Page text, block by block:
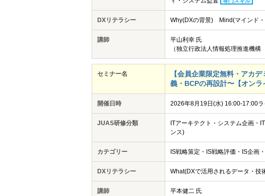
DXリテラシー Why(DXの背景) Mind(マインド・
講師
平山利幸 氏
（独立行政法人情報処理推進機
セミナー名
【会員企業限定無料・アカ
義・BCPの再設計〜【オン
開催日時 2026年8月19日(水) 16:00-17:00
JUAS研修分類
ITアーキテクト・システム企画・
ンス)
カテゴリー IS戦略策定・IS戦略評価・IS企画
DXリテラシー What(DXで活用されるデータ・
講師
平本健二 氏